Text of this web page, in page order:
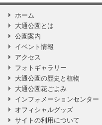
ホーム
大通公園とは
公園案内
イベント情報
アクセス
フォトギャラリー
大通公園の歴史と植物
大通公園花ごよみ
インフォメーションセンター
オフィシャルグッズ
サイトの利用について